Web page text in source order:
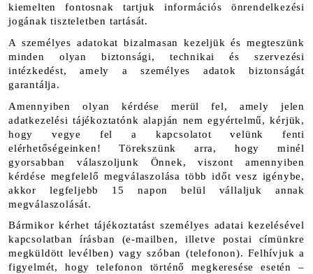
kiemelten fontosnak tartjuk információs önrendelkezési
jogának tiszteletben tartását.
A személyes adatokat bizalmasan kezeljük és megteszünk
minden olyan biztonsági, technikai és szervezési
intézkedést, amely a személyes adatok biztonságát
garantálja.
Amennyiben olyan kérdése merül fel, amely jelen
adatkezelési tájékoztatónk alapján nem egyértelmű, kérjük,
hogy vegye fel a kapcsolatot velünk fenti
elérhetőségeinken! Törekszünk arra, hogy minél
gyorsabban válaszoljunk Önnek, viszont amennyiben
kérdése megfelelő megválaszolása több időt vesz igénybe,
akkor legfeljebb 15 napon belül vállaljuk annak
megválaszolását.
Bármikor kérhet tájékoztatást személyes adatai kezelésével
kapcsolatban írásban (e-mailben, illetve postai címünkre
megküldött levélben) vagy szóban (telefonon). Felhívjuk a
figyelmét, hogy telefonon történő megkeresése esetén –